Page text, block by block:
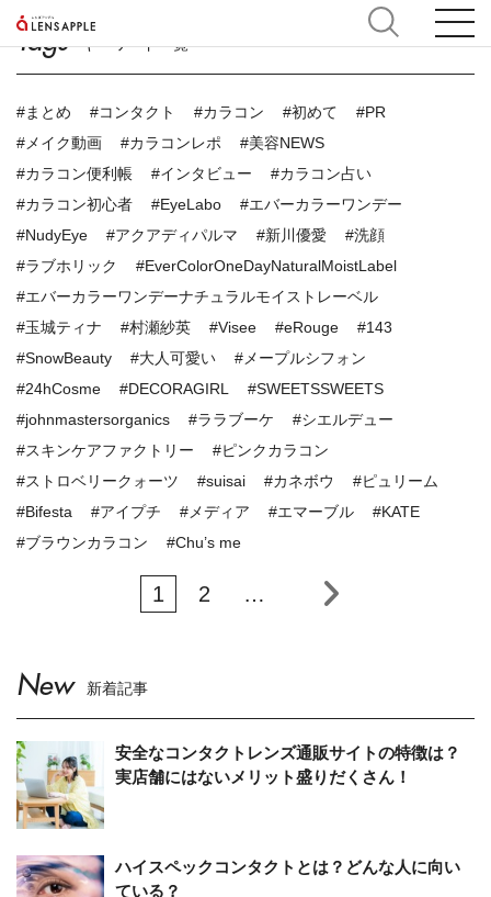
Tags キーワード一覧
#まとめ #コンタクト #カラコン #初めて
#PR
#メイク動画
#カラコンレポ
#美容NEWS
#カラコン便利帳
#インタビュー
#カラコン占い
#カラコン初心者
#EyeLabo
#エバーカラーワンデー
#NudyEye
#アクアディパルマ #新川優愛
#洗顔
#ラブホリック
#EverColorOneDayNaturalMoistLabel
#エバーカラーワンデーナチュラルモイストレーベル
#玉城ティナ
#村瀬紗英 #Visee #eRouge
#143
#SnowBeauty
#大人可愛い
#メープルシフォン
#24hCosme
#DECORAGIRL
#SWEETSSWEETS
#johnmastersorganics
#ララブーケ
#シエルデュー
#スキンケアファクトリー
#ピンクカラコン
#ストロベリークォーツ
#suisai #カネボウ
#ピュリーム
#Bifesta
#アイプチ #メディア #エマーブル
#KATE
#ブラウンカラコン
#Chu’s me
1 2 …
New 新着記事
安全なコンタクトレンズ通販サイトの特徴は？
実店舗にはないメリット盛りだくさん！
ハイスペックコンタクトとは？どんな人に向い
ている？